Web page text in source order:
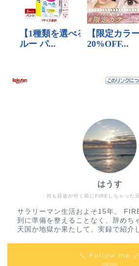
何も目途が付く前にFIREしちゃった
はうす
サラリーマン生活およそ15年。
到に準備を整えることなく、辞めち
天国か地獄か果たして。実録で紹介
＼ Follow me ／